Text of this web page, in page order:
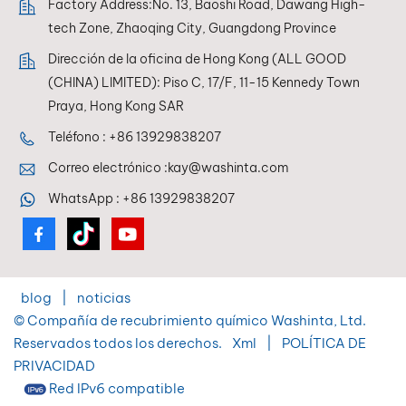
reproducción precisa
del color Para un
acabado del
vehículo.
Factory Address:No. 13, Baoshi Road, Dawang High-
tech Zone, Zhaoqing City, Guangdong Province
Dirección de la oficina de Hong Kong (ALL GOOD
(CHINA) LIMITED): Piso C, 17/F, 11-15 Kennedy Town
Praya, Hong Kong SAR
Teléfono : +86 13929838207
Correo electrónico :kay@washinta.com
WhatsApp : +86 13929838207
blog
noticias
© Compañía de recubrimiento químico Washinta, Ltd.
Reservados todos los derechos.
Xml
POLÍTICA DE
PRIVACIDAD
Red IPv6 compatible